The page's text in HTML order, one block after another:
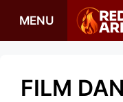
MENU
FILM